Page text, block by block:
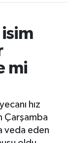
mi
hız
Çarşamba
veda eden